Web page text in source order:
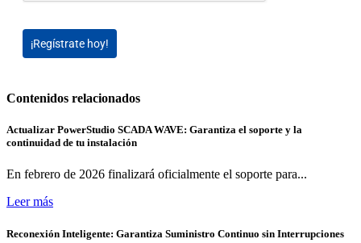
¡Regístrate hoy!
Contenidos relacionados
Actualizar PowerStudio SCADA WAVE: Garantiza el soporte y la
continuidad de tu instalación
En febrero de 2026 finalizará oficialmente el soporte para...
Leer más
Reconexión Inteligente: Garantiza Suministro Continuo sin Interrupciones